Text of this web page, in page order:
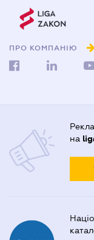
ПРО КОМПАНІЮ
на